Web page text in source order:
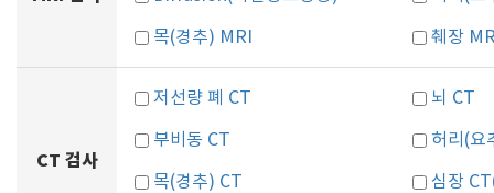
목(경추) MRI 췌장
CT 검사
저선량 폐 CT 뇌 CT
부비동 CT 허리(요
목(경추) CT 심장